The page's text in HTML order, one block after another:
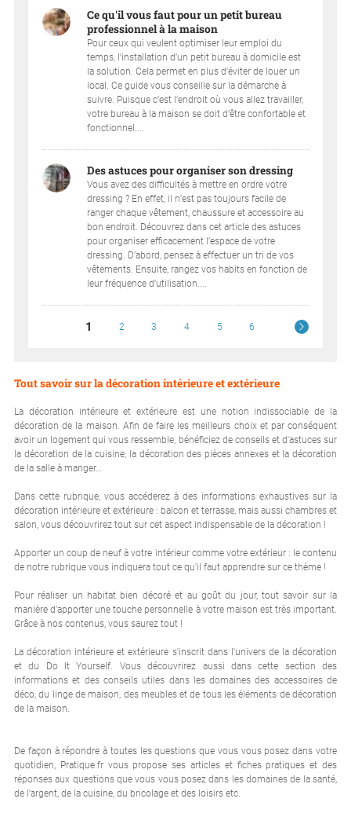
Ce qu'il vous faut pour un petit bureau
professionnel à la maison
Pour ceux qui veulent optimiser leur emploi du
temps, l’installation d’un petit bureau à domicile est
la solution. Cela permet en plus d’éviter de louer un
local. Ce guide vous conseille sur la démarche à
suivre. Puisque c’est l’endroit où vous allez travailler,
votre bureau à la maison se doit d’être confortable et
fonctionnel....
Des astuces pour organiser son dressing
Vous avez des difficultés à mettre en ordre votre
dressing ? En effet, il n’est pas toujours facile de
ranger chaque vêtement, chaussure et accessoire au
bon endroit. Découvrez dans cet article des astuces
pour organiser efficacement l’espace de votre
dressing. D’abord, pensez à effectuer un tri de vos
vêtements. Ensuite, rangez vos habits en fonction de
leur fréquence d’utilisation....
1 2 3 4 5 6
Tout savoir sur la décoration intérieure et extérieure
La décoration intérieure et extérieure est une notion indissociable de la
décoration de la maison. Afin de faire les meilleurs choix et par conséquent
avoir un logement qui vous ressemble, bénéficiez de conseils et d'astuces sur
la décoration de la cuisine, la décoration des pièces annexes et la décoration
de la salle à manger…
Dans cette rubrique, vous accéderez à des informations exhaustives sur la
décoration intérieure et extérieure : balcon et terrasse, mais aussi chambres et
salon, vous découvrirez tout sur cet aspect indispensable de la décoration !
Apporter un coup de neuf à votre intérieur comme votre extérieur : le contenu
de notre rubrique vous indiquera tout ce qu'il faut apprendre sur ce thème !
Pour réaliser un habitat bien décoré et au goût du jour, tout savoir sur la
manière d'apporter une touche personnelle à votre maison est très important.
Grâce à nos contenus, vous saurez tout !
La décoration intérieure et extérieure s'inscrit dans l'univers de la décoration
et du Do It Yourself. Vous découvrirez aussi dans cette section des
informations et des conseils utiles dans les domaines des accessoires de
déco, du linge de maison, des meubles et de tous les éléments de décoration
de la maison.
De façon à répondre à toutes les questions que vous vous posez dans votre
quotidien, Pratique.fr vous propose ses articles et fiches pratiques et des
réponses aux questions que vous vous posez dans les domaines de la santé,
de l'argent, de la cuisine, du bricolage et des loisirs etc.